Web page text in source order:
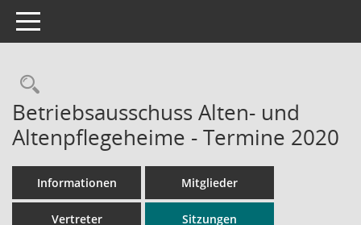
Toggle navigation
Rechercheauswahl
Betriebsausschuss Alten- und
Altenpflegeheime - Termine 2020
Informationen Mitglieder
Vertreter Sitzungen